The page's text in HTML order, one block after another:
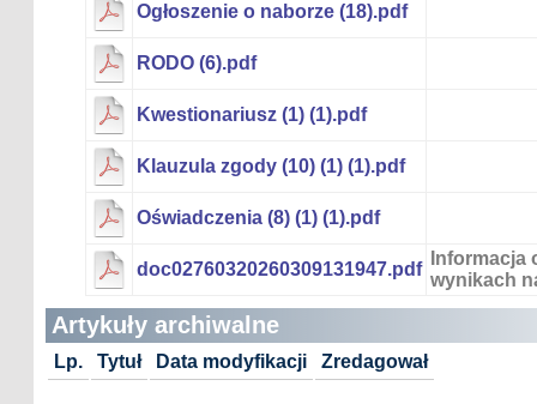
Ogłoszenie o naborze (18).pdf
RODO (6).pdf
Kwestionariusz (1) (1).pdf
Klauzula zgody (10) (1) (1).pdf
Oświadczenia (8) (1) (1).pdf
doc02760320260309131947.pdf
Informacja
wynikach
Artykuły archiwalne
Lp. Tytuł Data modyfikacji Zredagował